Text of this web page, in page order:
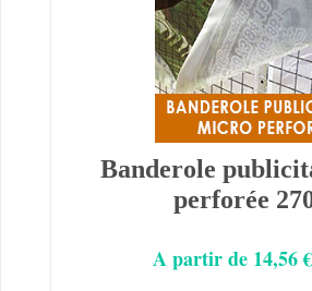
Banderole
perforée
A partir de 14,56